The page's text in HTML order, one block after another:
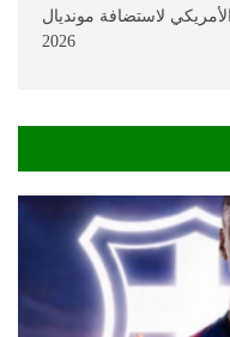
لاستضافة مونديال
2026